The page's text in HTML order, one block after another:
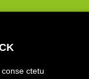
ctetu